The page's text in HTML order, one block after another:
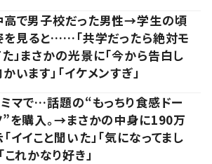
高で男子校だった男性→学生の頃
を見ると……「共学だったら絶対モ
」まさかの光景に「今から告白し
います」「イケメンすぎ」
マで…話題の“もっちり食感ドー
”を購入。→まさかの中身に190万
イイこと聞いた」「気になってまし
これかなり好き」